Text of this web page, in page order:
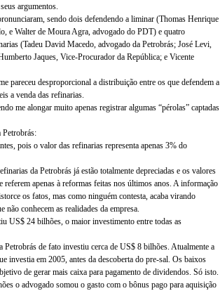
argumentos.
sendo dois defendendo a liminar (Thomas Henrique
e Walter de Moura Agra, advogado do PDT) e quatro
(Tadeu David Macedo, advogado da Petrobrás; José Levi,
Jaques, Vice-Procurador da República; e Vicente
pareceu desproporcional a distribuição entre os que defendem a
a venda das refinarias.
me alongar muito apenas registrar algumas “pérolas” captadas
Petrobrás:
pois o valor das refinarias representa apenas 3% do
da Petrobrás já estão totalmente depreciadas e os valores
referem apenas à reformas feitas nos últimos anos. A informação
os fatos, mas como ninguém contesta, acaba virando
não conhecem as realidades da empresa.
US$ 24 bilhões, o maior investimento entre todas as
Petrobrás de fato investiu cerca de US$ 8 bilhões. Atualmente a
investia em 2005, antes da descoberta do pre-sal. Os baixos
de gerar mais caixa para pagamento de dividendos. Só isto.
o advogado somou o gasto com o bônus pago para aquisição